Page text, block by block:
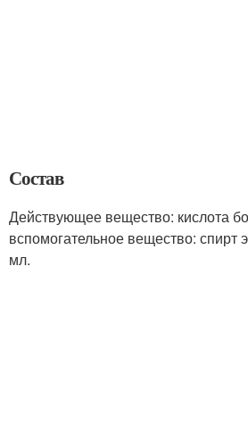
Состав
Действующее вещество: кислота
вспомогательное вещество: спирт
мл.